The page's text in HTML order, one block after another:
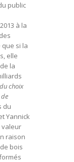
public
à la
que si la
elle
la
choix
du
Yannick
valeur
raison
bois